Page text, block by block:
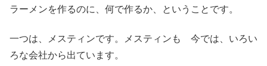
ラーメンを作るのに、何で作るか、ということです。
一つは、メスティンです。メスティンも 今では、いろい
ろな会社から出ています。